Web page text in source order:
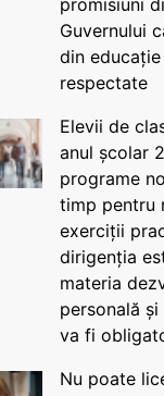
promisiuni
Guvernului
din
respectate
Elevii de
anul școlar
programe
timp pentru
exerciții
dirigenția
materia
personală
va fi
Nu poate